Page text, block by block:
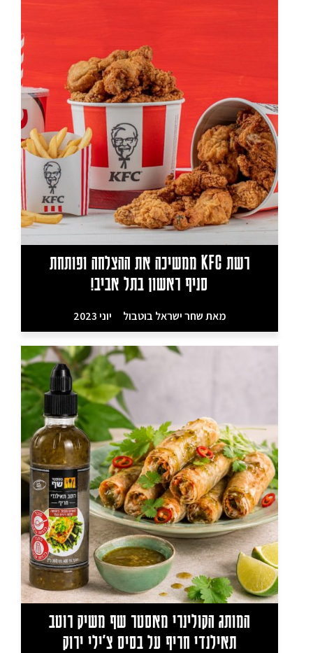
רשת KFC ממשיכה את ההצלחה ופותחת
סניף ראשון בתל אביב!
מאתשחר ישראל בוטבול יוני 2023
המותג הקולינרי מאסטר שף משיק רוטב
תאילנדי חריף על בסיס צ’ילי ירוק